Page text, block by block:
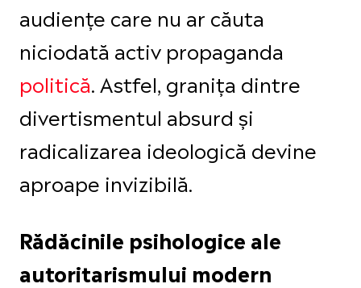
audiențe care nu ar căuta
niciodată activ propaganda
politică. Astfel, granița dintre
divertismentul absurd și
radicalizarea ideologică devine
aproape invizibilă.
Rădăcinile psihologice ale
autoritarismului modern